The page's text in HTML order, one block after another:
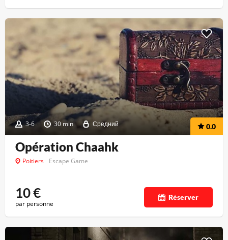
3-6 30 min Средний 0.0
Opération Chaahk
Poitiers Escape Game
10€
par personne
Réserver